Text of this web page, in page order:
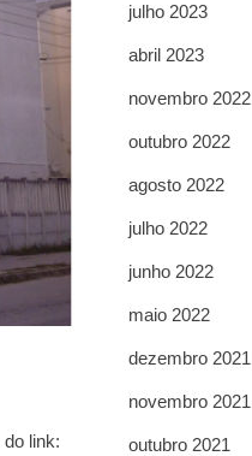
link:
julho 2023
abril 2023
novembro 2022
outubro 2022
agosto 2022
julho 2022
junho 2022
maio 2022
dezembro 2021
novembro 2021
outubro 2021